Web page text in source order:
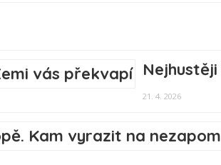
21. 4. 2026